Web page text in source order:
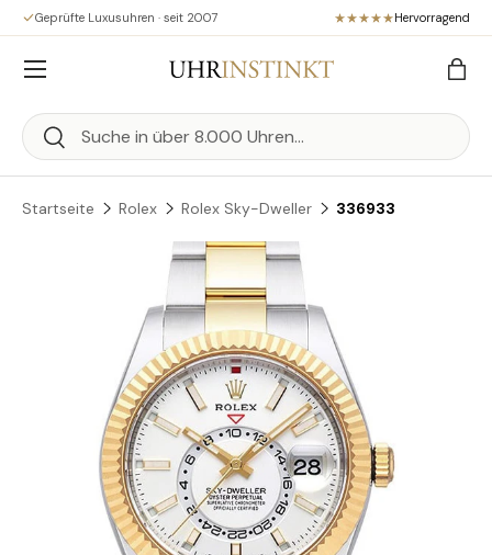
Direkt zum Inhalt
Geprüfte Luxusuhren · seit 2007 Hervorragend
Suchen
Suchen
Menü
Startseite Rolex Rolex Sky-Dweller 336933
Zu Produktinformationen springen